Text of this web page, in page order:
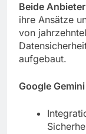
Beide
ihre Ansätze
von
aufgebaut.
Google